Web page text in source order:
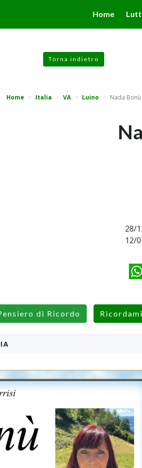
Home
Torna indietro
Home Italia VA Luino Nada Bonù
28/
12/
di Ricordo
la navigazione in altra maniera,